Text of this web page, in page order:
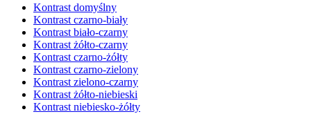
Kontrast domyślny
Kontrast czarno-biały
Kontrast biało-czarny
Kontrast żółto-czarny
Kontrast czarno-żółty
Kontrast czarno-zielony
Kontrast zielono-czarny
Kontrast żółto-niebieski
Kontrast niebiesko-żółty